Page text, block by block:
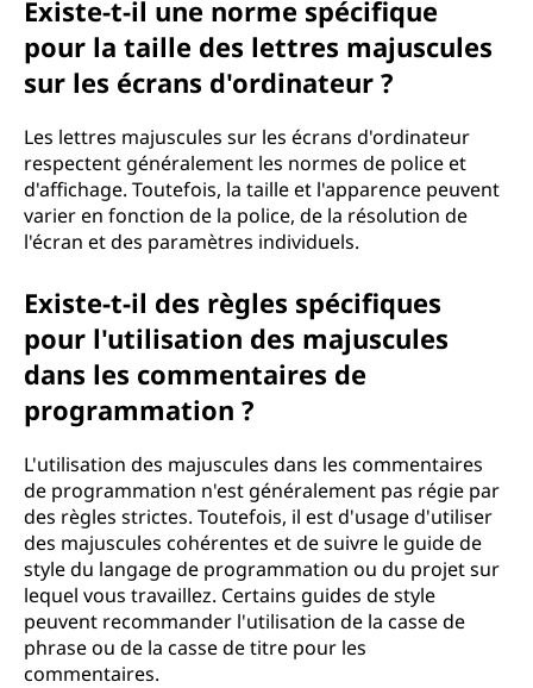
Existe-t-il une norme spécifique
pour la taille des lettres majuscules
sur les écrans d'ordinateur ?
Les lettres majuscules sur les écrans d'ordinateur
respectent généralement les normes de police et
d'affichage. Toutefois, la taille et l'apparence peuvent
varier en fonction de la police, de la résolution de
l'écran et des paramètres individuels.
Existe-t-il des règles spécifiques
pour l'utilisation des majuscules
dans les commentaires de
programmation ?
L'utilisation des majuscules dans les commentaires
de programmation n'est généralement pas régie par
des règles strictes. Toutefois, il est d'usage d'utiliser
des majuscules cohérentes et de suivre le guide de
style du langage de programmation ou du projet sur
lequel vous travaillez. Certains guides de style
peuvent recommander l'utilisation de la casse de
phrase ou de la casse de titre pour les
commentaires.